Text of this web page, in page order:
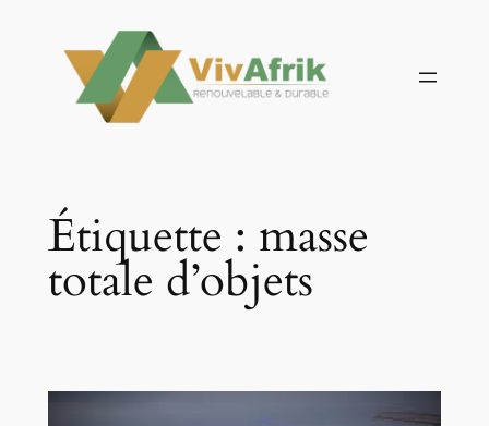
contenu
Étiquette : masse
totale d’objets